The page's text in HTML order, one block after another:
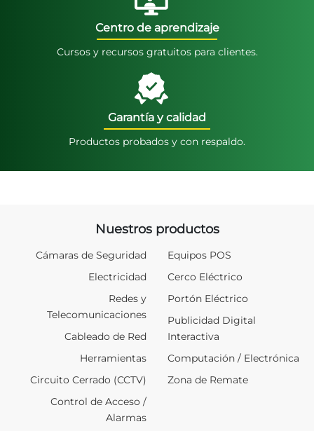
Centro de aprendizaje
Cursos y recursos gratuitos para clientes.
Garantía y calidad
Productos probados y con respaldo.
Nuestros productos
Cámaras de Seguridad
Electricidad
Redes y
Telecomunicaciones
Cableado de Red
Herramientas
Circuito Cerrado (CCTV)
Control de Acceso /
Alarmas
Equipos POS
Cerco Eléctrico
Portón Eléctrico
Publicidad Digital
Interactiva
Computación / Electrónica
Zona de Remate